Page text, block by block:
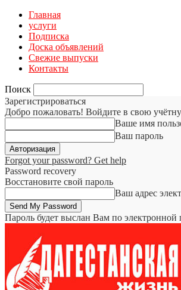
Главная
услуги
Подписка
Доска объявлений
Свежие выпуски
Контакты
Поиск
Зарегистрироваться
Добро пожаловать! Войдите в свою
Ваше имя
Ваш пароль
Forgot your password? Get help
Password recovery
Восстановите свой пароль
Ваш адрес
Пароль будет выслан Вам по электронной